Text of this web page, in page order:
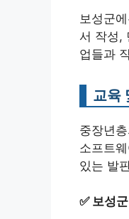
보성군
서 작성,
업들과
교육
중장년
소프트
있는 발
✅ 보성